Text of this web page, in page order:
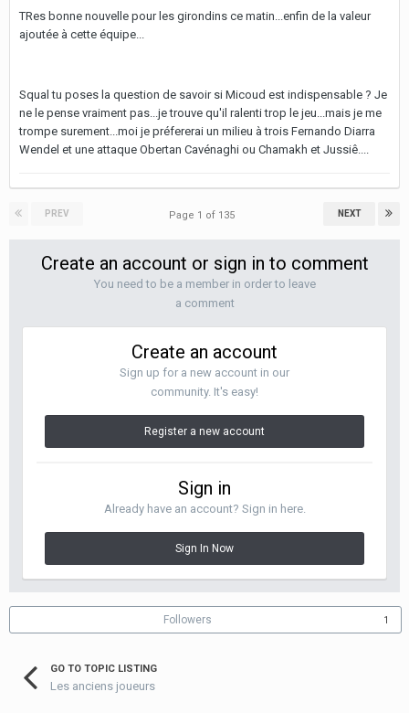
TRes bonne nouvelle pour les girondins ce matin...enfin de la valeur
ajoutée à cette équipe...
Squal tu poses la question de savoir si Micoud est indispensable ? Je
ne le pense vraiment pas...je trouve qu'il ralenti trop le jeu...mais je me
trompe surement...moi je préfererai un milieu à trois Fernando Diarra
Wendel et une attaque Obertan Cavénaghi ou Chamakh et Jussiê....
PREV NEXT
Page 1 of 135
Create an account or sign in to comment
You need to be a member in order to leave
a comment
Create an account
Sign up for a new account in our
community. It's easy!
Register a new account
Sign in
Already have an account? Sign in here.
Sign In Now
Followers 1
GO TO TOPIC LISTING
Les anciens joueurs